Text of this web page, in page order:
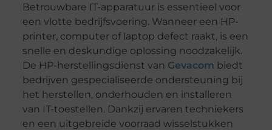
Betrouwbare IT-apparatuur is essentieel voor
een vlotte bedrijfsvoering. Wanneer een HP-
printer, computer of laptop defect raakt, is een
snelle en deskundige oplossing noodzakelijk.
De HP-herstellingsdienst van Gevacom biedt
bedrijven gespecialiseerde ondersteuning bij
het herstellen, onderhouden en installeren
van IT-toestellen. Dankzij ervaren techniekers
en een uitgebreide voorraad wisselstukken